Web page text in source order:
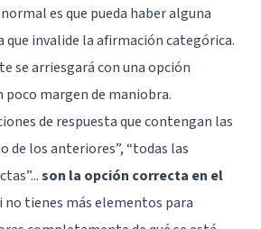
es que pueda haber alguna
que invalide la afirmación categórica.
se arriesgará con una opción
poco margen de maniobra.
de respuesta que contengan las
de los anteriores”, “todas las
son la opción correcta en el
no tienes más elementos para